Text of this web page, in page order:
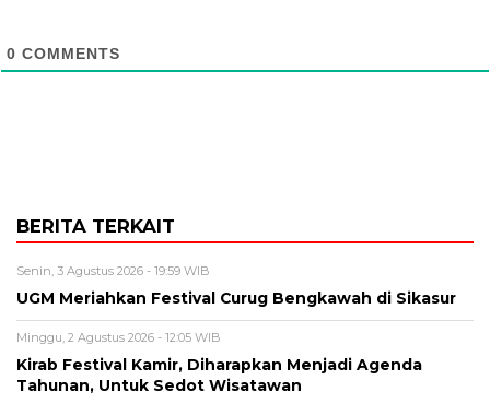
0 COMMENTS
BERITA TERKAIT
Senin, 3 Agustus 2026 - 19:59 WIB
UGM Meriahkan Festival Curug Bengkawah di Sikasur
Minggu, 2 Agustus 2026 - 12:05 WIB
Kirab Festival Kamir, Diharapkan Menjadi Agenda
Tahunan, Untuk Sedot Wisatawan